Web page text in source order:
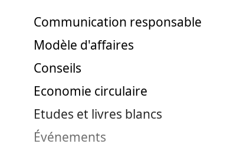
Communication responsable
Modèle d'affaires
Conseils
Economie circulaire
Etudes et livres blancs
Événements